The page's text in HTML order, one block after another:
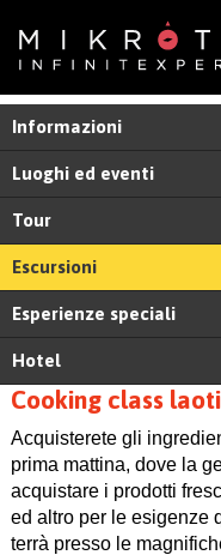
Informazioni
Luoghi ed eventi
Tour
Escursioni
Esperienze speciali
Hotel
Cooking class
Acquisterete gli
prima mattina, dove la
acquistare i prodotti
ed altro per le esigenze
terrà presso le